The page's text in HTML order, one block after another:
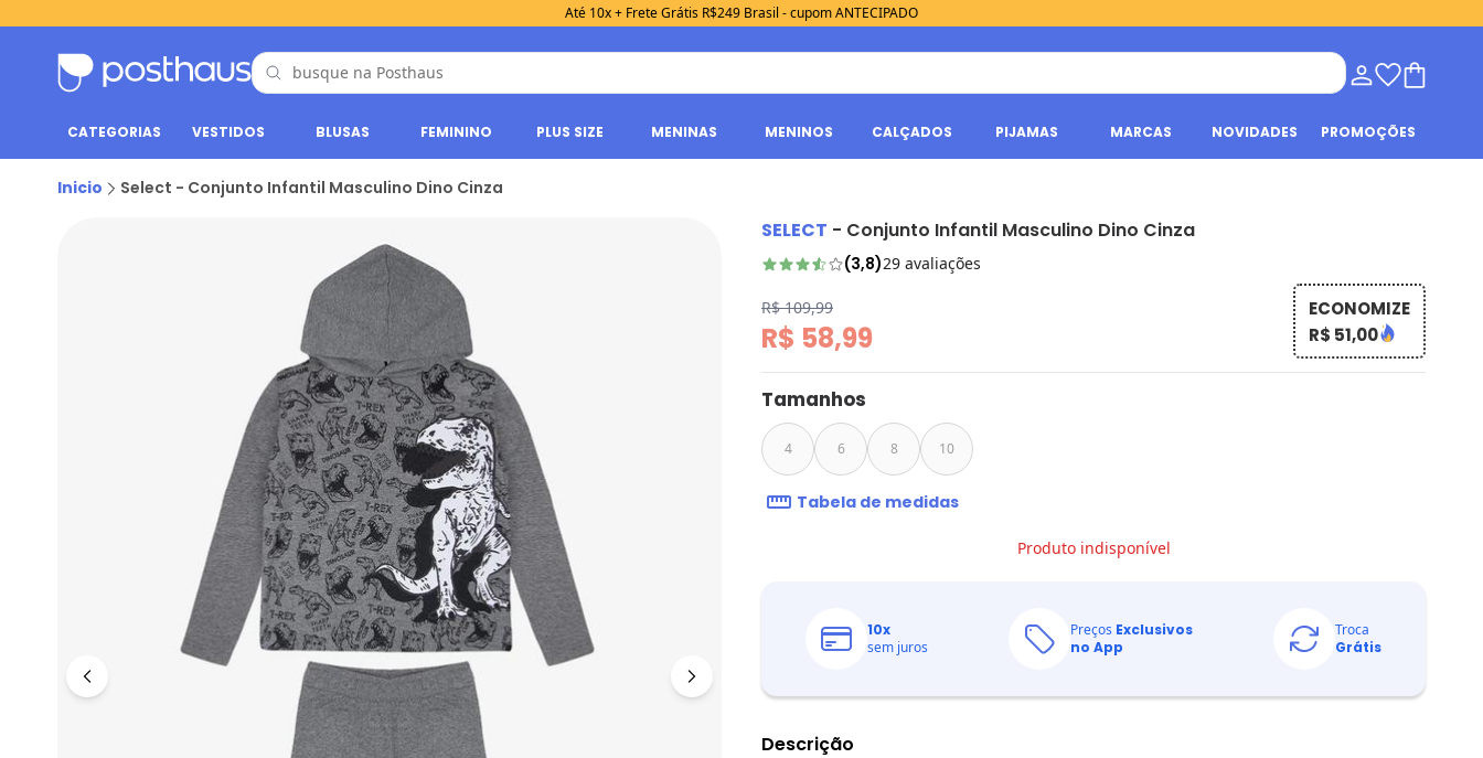
Até 10x + Frete Grátis R$249 Brasil - cupom ANTECIPADO
CATEGORIAS VESTIDOS BLUSAS FEMININO PLUS SIZE MENINAS MENINOS CALÇADOS PIJAMAS MARCAS NOVIDADES PROMOÇÕES
Inicio Select - Conjunto Infantil Masculino Dino Cinza
SELECT - Conjunto Infantil Masculino Dino Cinza
(3,8)29 avaliações
R$ 109,99
R$ 58,99
ECONOMIZE
R$ 51,00
Tamanhos
4 6 8 10
Tabela de medidas
Produto indisponível
10x
sem juros
Preços Exclusivos
no App
Troca
Grátis
Descrição